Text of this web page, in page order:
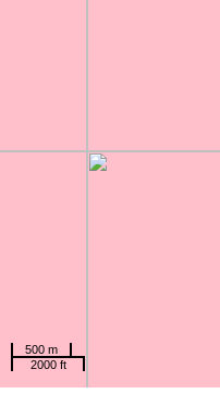
500 m
2000 ft